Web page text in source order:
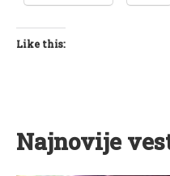
Like this:
Najnovije